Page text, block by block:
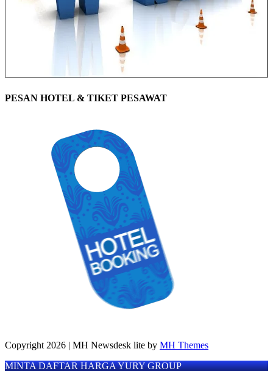
PESAN HOTEL & TIKET PESAWAT
Copyright 2026 | MH Newsdesk lite by MH Themes
MINTA DAFTAR HARGA YURY GROUP